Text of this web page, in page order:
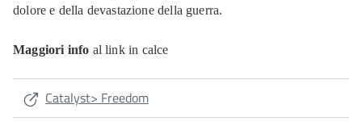
dolore e della devastazione della guerra.
Maggiori info al link in calce
Catalyst> Freedom